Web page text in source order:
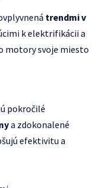
trendmi v
k elektrifikácii a
motory svoje miesto
pokročilé
a zdokonalené
efektivitu a